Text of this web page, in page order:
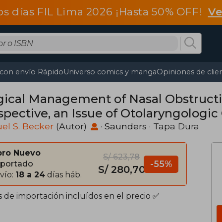
días FIL Lima 2026 ¡Hasta 50% OFF!
envío RápidoUniverso comics y mangaOpiniones de
Management of Nasal
an Issue of Otolaryngologic
S. Becker (Autor) · Saunders · Tapa Dura
Nuevo
18 a 24 días háb.
S/ 623,78
S/ 280,70 -55%
de importación incluídos en el precio ✅